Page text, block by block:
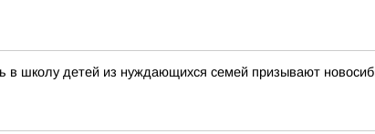
в школу детей из нуждающихся семей призывают